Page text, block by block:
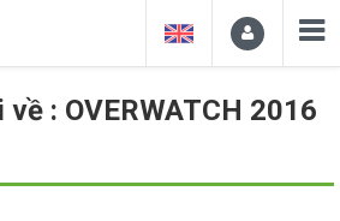
: OVERWATCH 2016